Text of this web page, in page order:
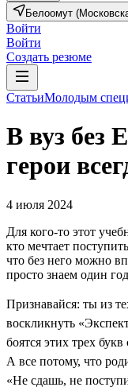
Белоомут
Войти
Войти
Создать резюме
СтатьиМолодым
В вуз без
герои
4 июля 2024
Для кого-то этот
кто мечтает
что без него можно
просто знаем один
Признавайся: ты из
воскликнуть
боятся этих трех
А все потому, что
«Не сдашь, не